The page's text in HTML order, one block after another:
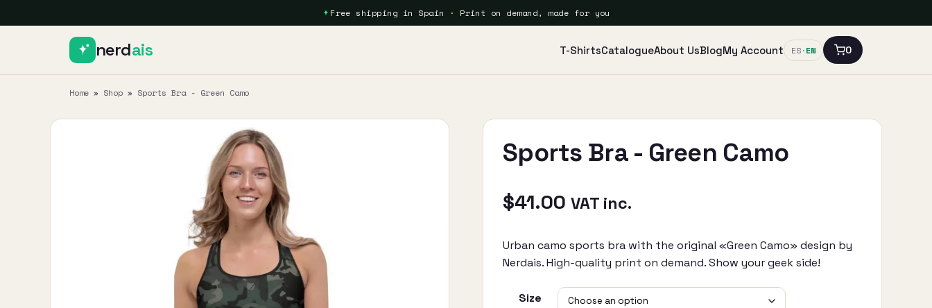
Free shipping in Spain · Print on demand, made for you
nerdais T-ShirtsCatalogueAbout UsBlogMy Account ES·EN 0
Home » Shop » Sports Bra - Green Camo
Sports Bra - Green Camo
$41.00 VAT inc.
Urban camo sports bra with the original «Green Camo» design by
Nerdais. High-quality print on demand. Show your geek side!
Size